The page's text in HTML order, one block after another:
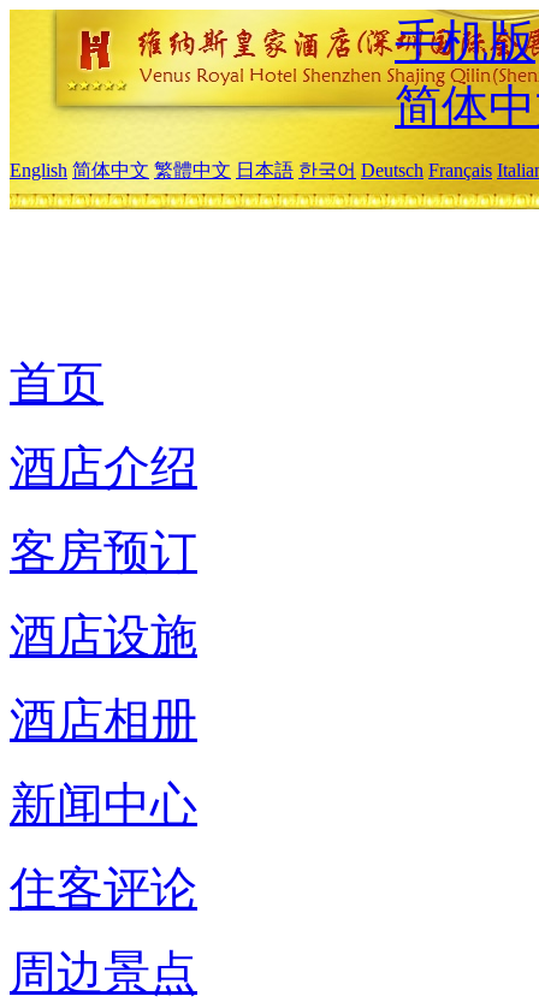
手机版
简体
English 简体中文 繁體中文 日本語 한국어 Deutsch Français
首页
酒店介绍
客房预订
酒店设施
酒店相册
新闻中心
住客评论
周边景点